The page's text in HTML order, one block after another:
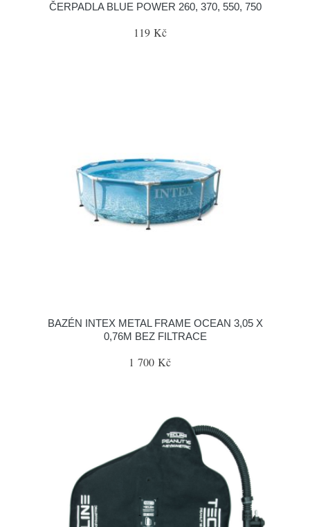
ČERPADLA BLUE POWER 260, 370, 550, 750
119 Kč
BAZÉN INTEX METAL FRAME OCEAN 3,05 X
0,76M BEZ FILTRACE
1 700 Kč